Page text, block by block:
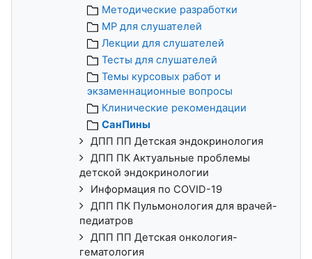
Методические разработки
МР для слушателей
Лекции для слушателей
Тесты для слушателей
Темы курсовых работ и
экзаменнационные вопросы
Клинические рекомендации
СанПины
ДПП ПП Детская эндокринология
ДПП ПК Актуальные проблемы
детской эндокринологии
Информация по COVID-19
ДПП ПК Пульмонология для врачей-
педиатров
ДПП ПП Детская онкология-
гематология